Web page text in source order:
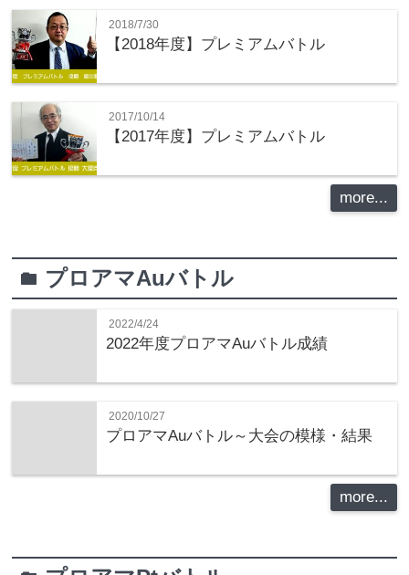
2018/7/30
【2018年度】プレミアムバトル
2017/10/14
【2017年度】プレミアムバトル
more...
folder プロアマAuバトル
2022/4/24
2022年度プロアマAuバトル成績
2020/10/27
プロアマAuバトル～大会の模様・結果
more...